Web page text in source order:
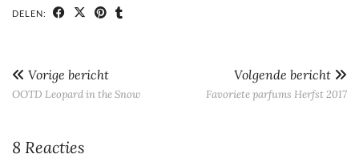
DELEN:
Vorige bericht
OOTD Leopard in the Snow
Volgende bericht
Favoriete parfums Herfst 2017
8 Reacties